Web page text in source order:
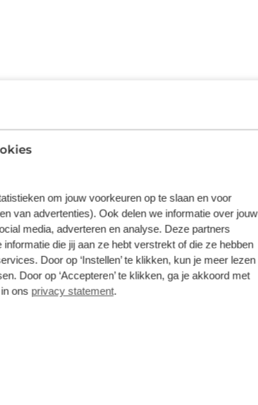
om jouw voorkeuren op te slaan en voor
van advertenties). Ook delen we informatie over jouw
media, adverteren en analyse. Deze partners
die jij aan ze hebt verstrekt of die ze hebben
Door op ‘Instellen’ te klikken, kun je meer lezen
Door op ‘Accepteren’ te klikken, ga je akkoord met
ons privacy statement.
regelt zelf de
De cruise control
zijn
kunnen geen
van deze